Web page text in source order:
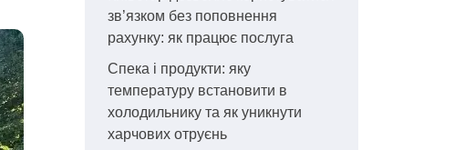
зв’язком без поповнення
рахунку: як працює послуга
Спека і продукти: яку
температуру встановити в
холодильнику та як уникнути
харчових отруєнь